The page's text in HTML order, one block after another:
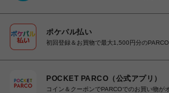
ポケパル払い
初回登録＆お買物で最大1,500円分の
POCKET PARCO（公式アプリ）
コイン＆クーポンでPARCOでのお買い物が